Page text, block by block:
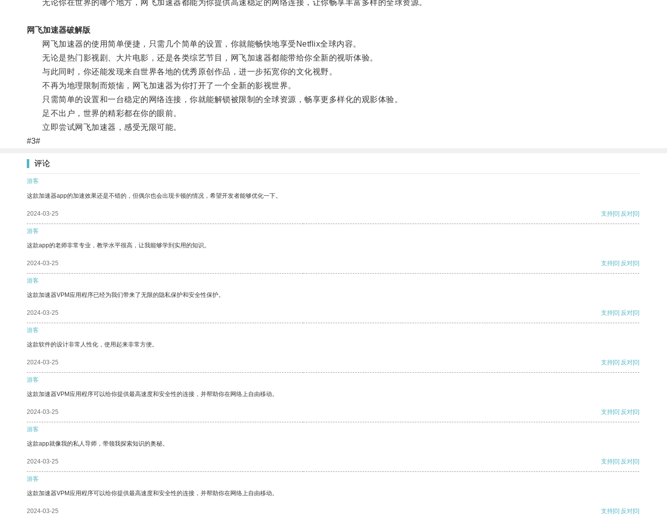
无论你在世界的哪个地方，网飞加速器都能为你提供高速稳定的网络连接，让你畅享丰富多样的全球资源。
网飞加速器破解版
网飞加速器的使用简单便捷，只需几个简单的设置，你就能畅快地享受Netflix全球内容。
无论是热门影视剧、大片电影，还是各类综艺节目，网飞加速器都能带给你全新的视听体验。
与此同时，你还能发现来自世界各地的优秀原创作品，进一步拓宽你的文化视野。
不再为地理限制而烦恼，网飞加速器为你打开了一个全新的影视世界。
只需简单的设置和一台稳定的网络连接，你就能解锁被限制的全球资源，畅享更多样化的观影体验。
足不出户，世界的精彩都在你的眼前。
立即尝试网飞加速器，感受无限可能。
#3#
评论
游客
这款加速器app的加速效果还是不错的，但偶尔也会出现卡顿的情况，希望开发者能够优化一下。
2024-03-25 支持[0] 反对[0]
游客
这款app的老师非常专业，教学水平很高，让我能够学到实用的知识。
2024-03-25 支持[0] 反对[0]
游客
这款加速器VPM应用程序已经为我们带来了无限的隐私保护和安全性保护。
2024-03-25 支持[0] 反对[0]
游客
这款软件的设计非常人性化，使用起来非常方便。
2024-03-25 支持[0] 反对[0]
游客
这款加速器VPM应用程序可以给你提供最高速度和安全性的连接，并帮助你在网络上自由移动。
2024-03-25 支持[0] 反对[0]
游客
这款app就像我的私人导师，带领我探索知识的奥秘。
2024-03-25 支持[0] 反对[0]
游客
这款加速器VPM应用程序可以给你提供最高速度和安全性的连接，并帮助你在网络上自由移动。
2024-03-25 支持[0] 反对[0]